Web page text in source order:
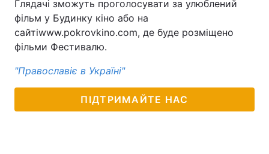
Глядачі зможуть проголосувати за улюблений
фільм у Будинку кіно або на
сайтіwww.pokrovkino.com, де буде розміщено
фільми Фестивалю.
"Православіє в Україні"
ПІДТРИМАЙТЕ НАС